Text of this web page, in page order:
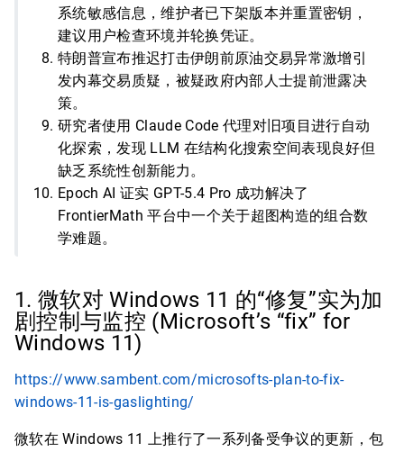
系统敏感信息，维护者已下架版本并重置密钥，
建议用户检查环境并轮换凭证。
特朗普宣布推迟打击伊朗前原油交易异常激增引
发内幕交易质疑，被疑政府内部人士提前泄露决
策。
研究者使用 Claude Code 代理对旧项目进行自动
化探索，发现 LLM 在结构化搜索空间表现良好但
缺乏系统性创新能力。
Epoch AI 证实 GPT-5.4 Pro 成功解决了
FrontierMath 平台中一个关于超图构造的组合数
学难题。
1. 微软对 Windows 11 的“修复”实为加
剧控制与监控 (Microsoft’s “fix” for
Windows 11)
https://www.sambent.com/microsofts-plan-to-fix-
windows-11-is-gaslighting/
微软在 Windows 11 上推行了一系列备受争议的更新，包